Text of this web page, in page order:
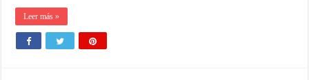
Leer más »